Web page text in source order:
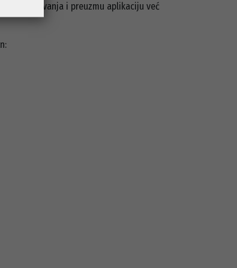
poslovanja i preuzmu aplikaciju već